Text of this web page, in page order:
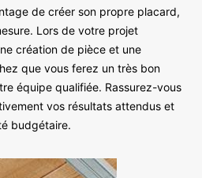
de créer son propre placard,
Lors de votre projet
création de pièce et une
que vous ferez un très bon
équipe qualifiée. Rassurez-vous
vos résultats attendus et
budgétaire.